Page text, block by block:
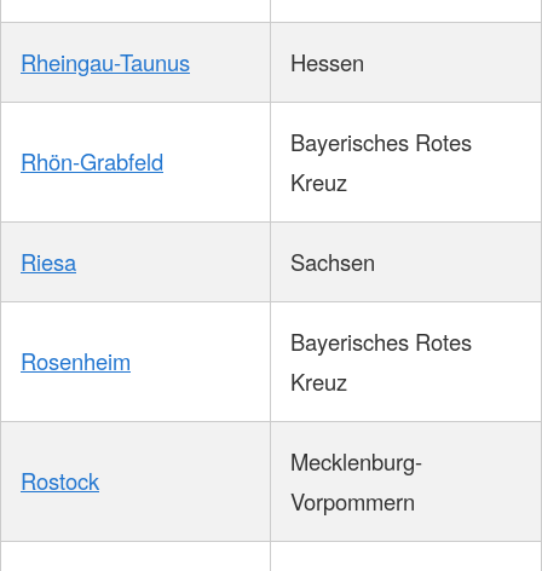
Rheingau-Taunus Hessen
Rhön-Grabfeld
Bayerisches Rotes
Kreuz
Riesa Sachsen
Rosenheim
Bayerisches Rotes
Kreuz
Rostock
Mecklenburg-
Vorpommern